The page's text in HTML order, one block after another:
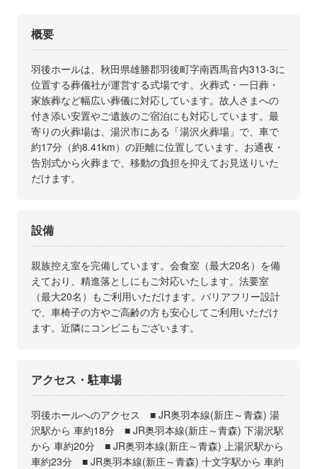
概要
羽後ホールは、秋田県雄勝郡羽後町字南西馬音内313-3に
位置する葬儀社が運営する式場です。火葬式・一日葬・
家族葬など幅広い葬儀に対応しています。故人さまへの
付き添い安置やご遺族のご宿泊にも対応しています。最
寄りの火葬場は、湯沢市にある「湯沢火葬場」で、車で
約17分（約8.41km）の距離に位置しています。お通夜・
告別式から火葬まで、移動の負担を抑えてお見送りいた
だけます。
設備
親族控え室を完備しています。会食室（最大20名）を備
えており、精進落としにもご対応いたします。法要室
（最大20名）もご利用いただけます。バリアフリー設計
で、車椅子の方やご高齢の方も安心してご利用いただけ
ます。近隣にコンビニもございます。
アクセス・駐車場
羽後ホールへのアクセス ■ JR奥羽本線(新庄～青森) 湯
沢駅から 車約18分 ■ JR奥羽本線(新庄～青森) 下湯沢駅
から 車約20分 ■ JR奥羽本線(新庄～青森) 上湯沢駅から
車約23分 ■ JR奥羽本線(新庄～青森) 十文字駅から 車約